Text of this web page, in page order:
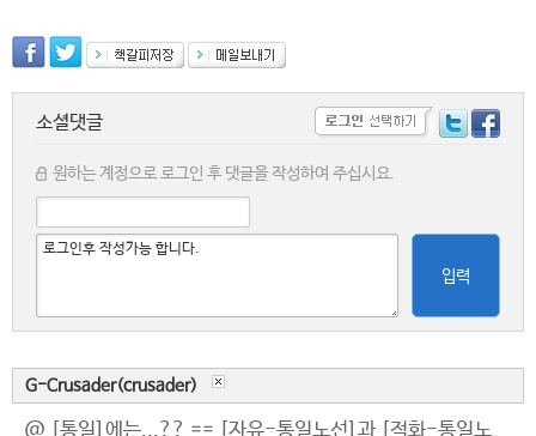
소셜댓글
원하는 계정으로 로그인 후 댓글을 작성하여 주십시요.
입력
G-Crusader(crusader)
@ [통일]에는...?? == [자유-통일노선]과 [적화-통일노